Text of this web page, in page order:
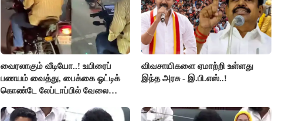
வைரலாகும் வீடியோ..! உயிரைப்
பணயம் வைத்து, பைக்கை ஓட்டிக்
கொண்டே லேப்டாப்பில் வேலை
விவசாயிகளை ஏமாற்றி உள்ளது
இந்த அரசு - இ.பி.எஸ்..!